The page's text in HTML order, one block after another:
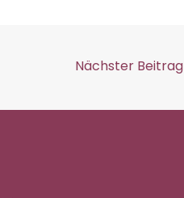
Nächster Beitrag